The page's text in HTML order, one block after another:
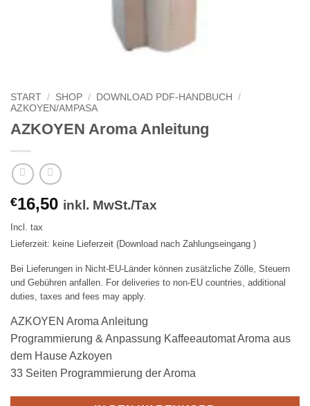
START / SHOP / DOWNLOAD PDF-HANDBUCH
/
AZKOYEN/AMPASA
AZKOYEN Aroma Anleitung
€16,50 inkl. MwSt./Tax
Incl. tax
Lieferzeit: keine Lieferzeit (Download nach Zahlungseingang )
Bei Lieferungen in Nicht-EU-Länder können zusätzliche Zölle, Steuern
und Gebühren anfallen. For deliveries to non-EU countries, additional
duties, taxes and fees may apply.
AZKOYEN Aroma Anleitung
Programmierung & Anpassung Kaffeeautomat Aroma aus
dem Hause Azkoyen
33 Seiten Programmierung der Aroma